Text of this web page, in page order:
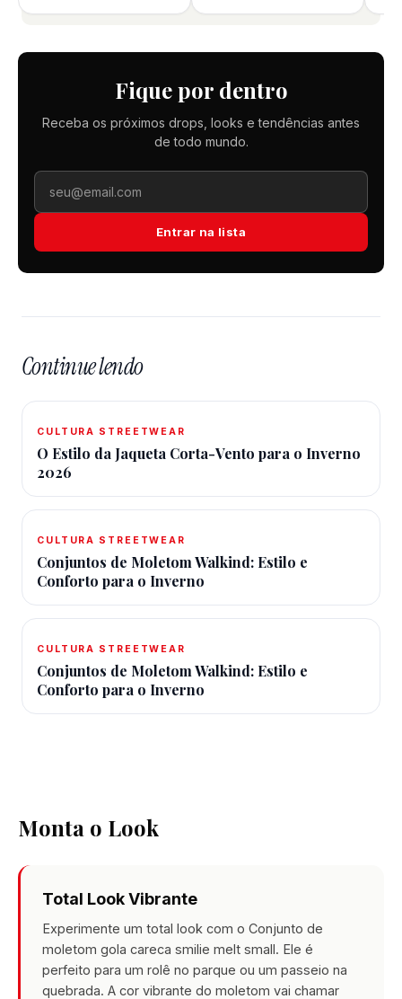
Fique por dentro
Receba os próximos drops, looks e tendências antes
de todo mundo.
Entrar na lista
Continue lendo
CULTURA STREETWEAR
O Estilo da Jaqueta Corta-Vento para o Inverno
2026
CULTURA STREETWEAR
Conjuntos de Moletom Walkind: Estilo e
Conforto para o Inverno
CULTURA STREETWEAR
Conjuntos de Moletom Walkind: Estilo e
Conforto para o Inverno
Monta o Look
Total Look Vibrante
Experimente um total look com o Conjunto de
moletom gola careca smilie melt small. Ele é
perfeito para um rolê no parque ou um passeio na
quebrada. A cor vibrante do moletom vai chamar